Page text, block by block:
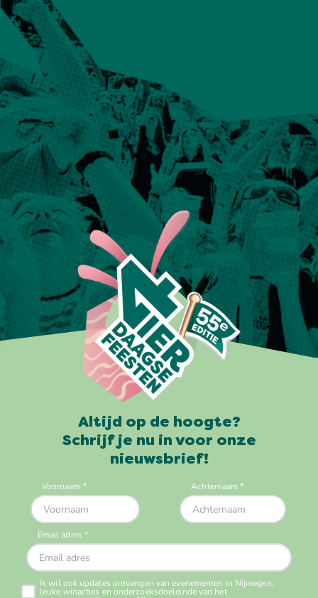
Altijd op de hoogte?
Schrijf je nu in voor onze
nieuwsbrief!